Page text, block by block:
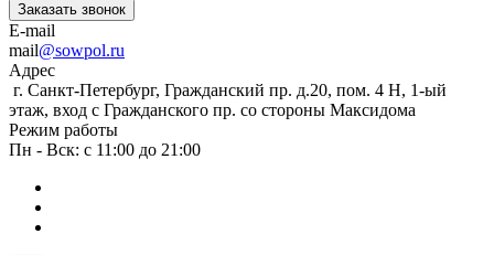
Заказать звонок
E-mail
mail@sowpol.ru
Адрес
г. Санкт-Петербург, Гражданский пр. д.20, пом. 4 Н, 1-ый
этаж, вход с Гражданского пр. со стороны Максидома
Режим работы
Пн - Вск: с 11:00 до 21:00